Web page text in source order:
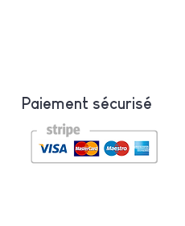
Paiement sécurisé